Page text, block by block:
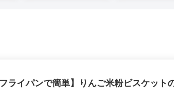
ライパンで簡単】りんご米粉ビスケット